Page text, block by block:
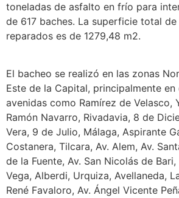
toneladas de asfalto en frío para
de 617 baches. La superficie total de
reparados es de 1279,48 m2.
El bacheo se realizó en las zonas
Este de la Capital, principalmente en
avenidas como Ramírez de Velasco,
Ramón Navarro, Rivadavia, 8 de
Vera, 9 de Julio, Málaga, Aspirante
Costanera, Tilcara, Av. Alem, Av.
de la Fuente, Av. San Nicolás de
Vega, Alberdi, Urquiza, Avellaneda,
René Favaloro, Av. Ángel Vicente